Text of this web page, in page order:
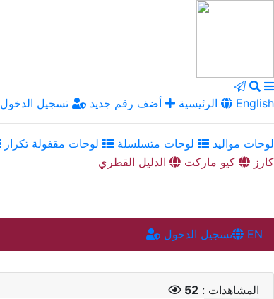
الرئيسية أضف رقم جديد تسجيل الدخول English
لوحات مواليد لوحات متسلسلة لوحات مقفولة تكرار
كارز
كيو ماركت الدليل القطري
تسجيل الدخول EN
المشاهدات : 52